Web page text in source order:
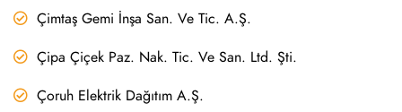
Çimtaş Gemi İnşa San. Ve Tic. A.Ş.
Çipa Çiçek Paz. Nak. Tic. Ve San. Ltd. Şti.
Çoruh Elektrik Dağıtım A.Ş.